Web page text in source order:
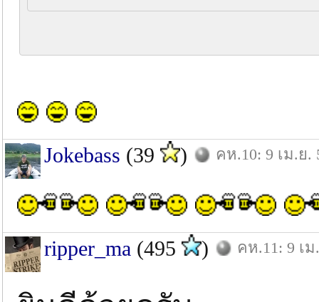
Jokebass (39 ) คห.10: 9 เม.ย.
ripper_ma (495 ) คห.11: 9 เม